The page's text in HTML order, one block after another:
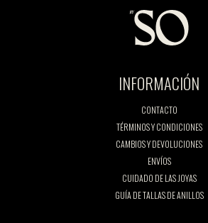
INFORMACIÓN
CONTACTO
TÉRMINOS Y CONDICIONES
CAMBIOS Y DEVOLUCIONES
ENVÍOS
CUIDADO DE LAS JOYAS
GUÍA DE TALLAS DE ANILLOS